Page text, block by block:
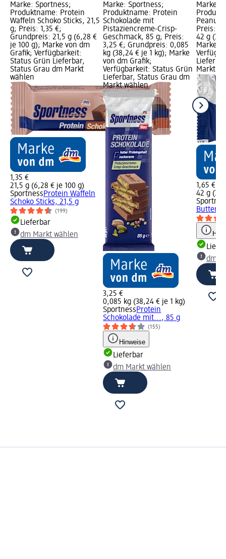
Marke: Sportness;
Produktname: Protein
Waffeln Schoko Sticks, 21,5
g; Preis: 1,35 €;
Grundpreis: 21,5 g (6,28 €
je 100 g); Marke von dm
Grafik; Verfügbarkeit:
Status Grün Lieferbar,
Status Grau dm Markt
wählen
1,35 €
21,5 g (6,28 € je 100 g)
SportnessProtein Waffeln
Schoko Sticks, 21,5 g
(199)
Lieferbar
dm Markt wählen
Marke: Sportness;
Produktname: Protein
Schokolade mit
Pistaziencreme-Crisp-
Geschmack, 85 g; Preis:
3,25 €; Grundpreis: 0,085
kg (38,24 € je 1 kg); Marke
von dm Grafik;
Verfügbarkeit: Status Grün
Lieferbar, Status Grau dm
Markt wählen
3,25 €
0,085 kg (38,24 € je 1 kg)
SportnessProtein
Schokolade mit..., 85 g
(155)
Hinweise
Lieferbar
dm Markt wählen
Marke:
Peanut
Preis:
42 g
Marke
Markt
1,65 €
42 g
Butter
dm